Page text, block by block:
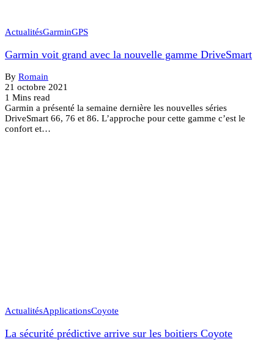
ActualitésGarminGPS
Garmin voit grand avec la nouvelle gamme DriveSmart
By Romain
21 octobre 2021
1 Mins read
Garmin a présenté la semaine dernière les nouvelles séries
DriveSmart 66, 76 et 86. L’approche pour cette gamme c’est le
confort et…
ActualitésApplicationsCoyote
La sécurité prédictive arrive sur les boitiers Coyote